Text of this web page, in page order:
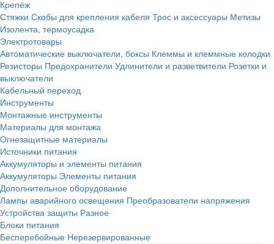
Крепёж
Стяжки Скобы для крепления кабеля Трос и аксессуары Метизы
Изолента, термоусадка
Электротовары
Автоматические выключатели, боксы Клеммы и клеммные колодки
Резисторы Предохранители Удлинители и разветвители Розетки и
выключатели
Кабельный переход
Инструменты
Монтажные инструменты
Материалы для монтажа
Огнезащитные материалы
Источники питания
Аккумуляторы и элементы питания
Аккумуляторы Элементы питания
Дополнительное оборудование
Лампы аварийного освещения Преобразователи напряжения
Устройства защиты Разное
Блоки питания
Бесперебойные Нерезервированные